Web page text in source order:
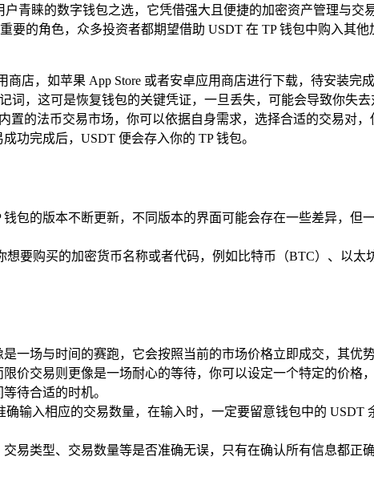
青睐的数字钱包之选，它凭借强大且便捷的加密资产管理与交
的角色，众多投资者都期望借助 USDT 在 TP 钱包中购入其
商店，如苹果 App Store 或者安卓应用商店进行下载，待安装完
，这可是恢复钱包的关键凭证，一旦丢失，可能会导致你失去
置的法币交易市场，你可以依据自身需求，选择合适的交易对
功完成后，USDT 便会存入你的 TP 钱包。
包的版本不断更新，不同版本的界面可能会存在一些差异，但
要购买的加密货币名称或者代码，例如比特币（BTC）、以太
一场与时间的赛跑，它会按照当前的市场价格立即成交，其优
价交易则更像是一场耐心的等待，你可以设定一个特定的价格
待合适的时机。
输入相应的交易数量，在输入时，一定要留意钱包中的 USDT
易类型、交易数量等是否准确无误，只有在确认所有信息都正